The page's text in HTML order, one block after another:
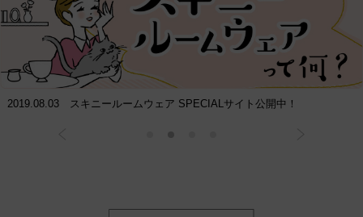
2019.08.03 スキニールームウェア SPECIALサイト公開中！